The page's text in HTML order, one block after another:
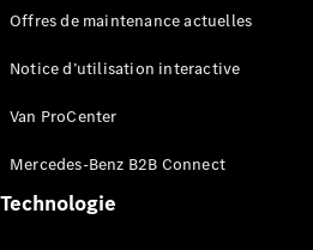
Configurateur
Mercedes-
Benz Store
Offres de maintenance actuelles
Notice d’utilisation interactive
Van ProCenter
Mercedes-Benz B2B Connect
Technologie